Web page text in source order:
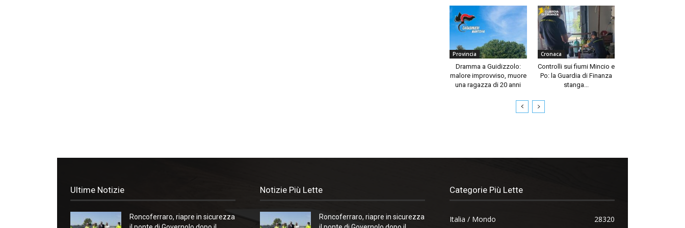
Provincia
Dramma a Guidizzolo:
malore improvviso, muore
una ragazza di 20 anni
Cronaca
Controlli sui fiumi Mincio e
Po: la Guardia di Finanza
stanga...
Ultime Notizie
Roncoferraro, riapre in sicurezza
Notizie Più Lette
Roncoferraro, riapre in sicurezza
Categorie Più Lette
Italia / Mondo 28320